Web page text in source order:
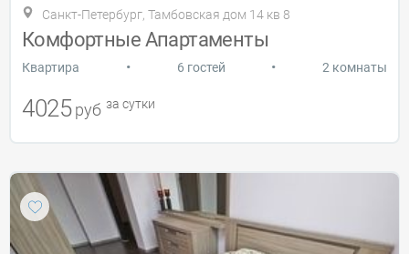
Санкт-Петербург, Тамбовская дом 14 кв 8
Комфортные Апартаменты
Квартира • 6 гостей • 2 комнаты
4025 руб за сутки